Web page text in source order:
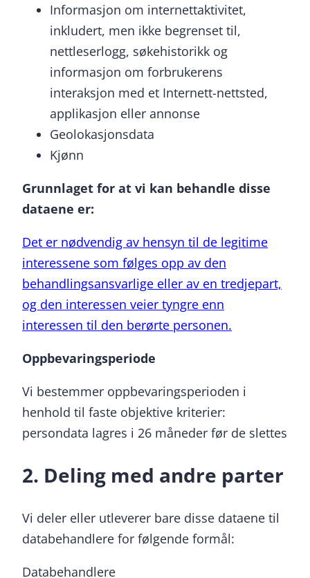
Informasjon om internettaktivitet,
inkludert, men ikke begrenset til,
nettleserlogg, søkehistorikk og
informasjon om forbrukerens
interaksjon med et Internett-nettsted,
applikasjon eller annonse
Geolokasjonsdata
Kjønn
Grunnlaget for at vi kan behandle disse
dataene er:
Det er nødvendig av hensyn til de legitime
interessene som følges opp av den
behandlingsansvarlige eller av en tredjepart,
og den interessen veier tyngre enn
interessen til den berørte personen.
Oppbevaringsperiode
Vi bestemmer oppbevaringsperioden i
henhold til faste objektive kriterier:
persondata lagres i 26 måneder før de slettes
2. Deling med andre parter
Vi deler eller utleverer bare disse dataene til
databehandlere for følgende formål:
Databehandlere